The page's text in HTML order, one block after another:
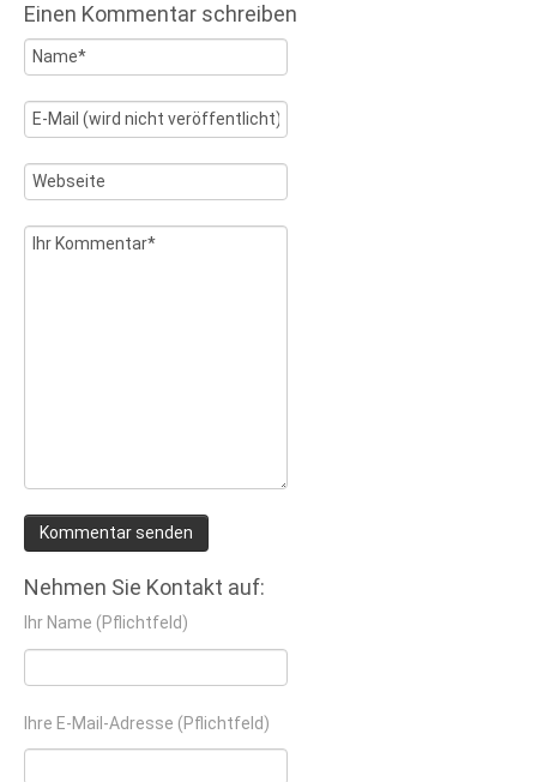
Einen Kommentar schreiben
Nehmen Sie Kontakt auf:
Ihr Name (Pflichtfeld)
Ihre E-Mail-Adresse (Pflichtfeld)